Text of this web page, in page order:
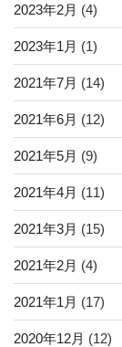
2023年2月 (4)
2023年1月 (1)
2021年7月 (14)
2021年6月 (12)
2021年5月 (9)
2021年4月 (11)
2021年3月 (15)
2021年2月 (4)
2021年1月 (17)
2020年12月 (12)